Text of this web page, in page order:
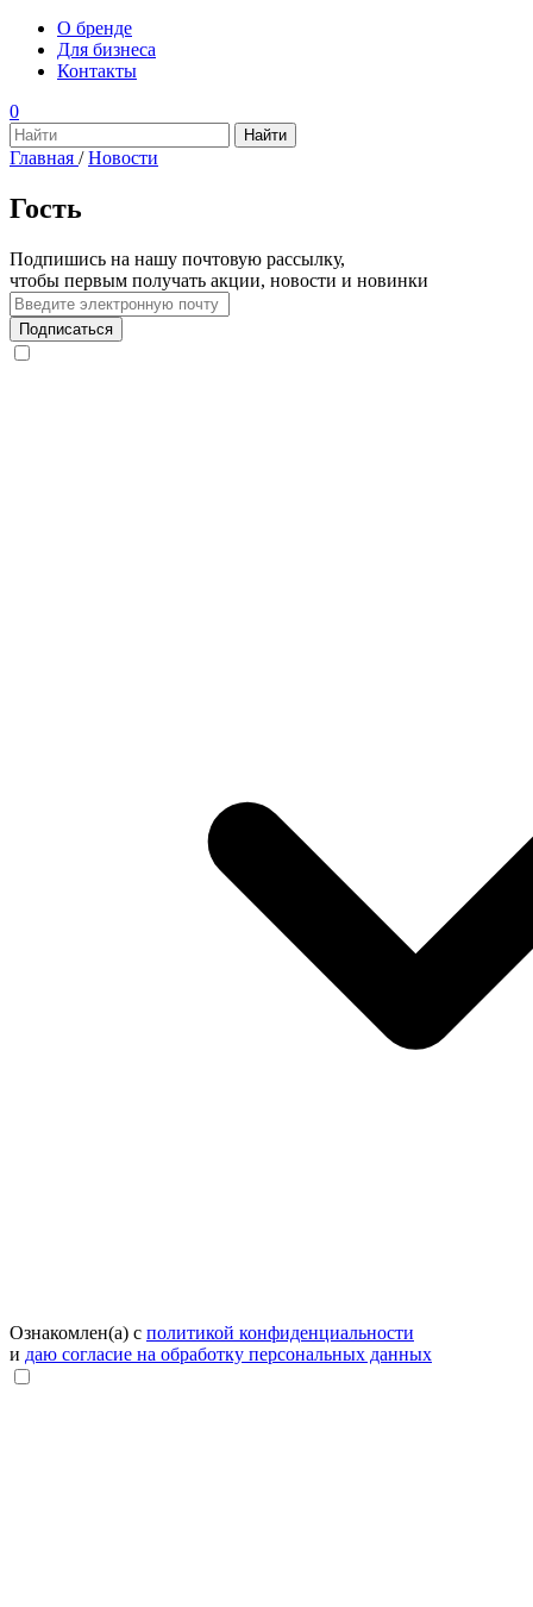
О бренде
Для бизнеса
Контакты
0
Главная / Новости
Гость
Подпишись на нашу почтовую рассылку,
чтобы первым получать акции, новости и новинки
Подписаться
Ознакомлен(а) с политикой конфиденциальности
и даю согласие на обработку персональных данных